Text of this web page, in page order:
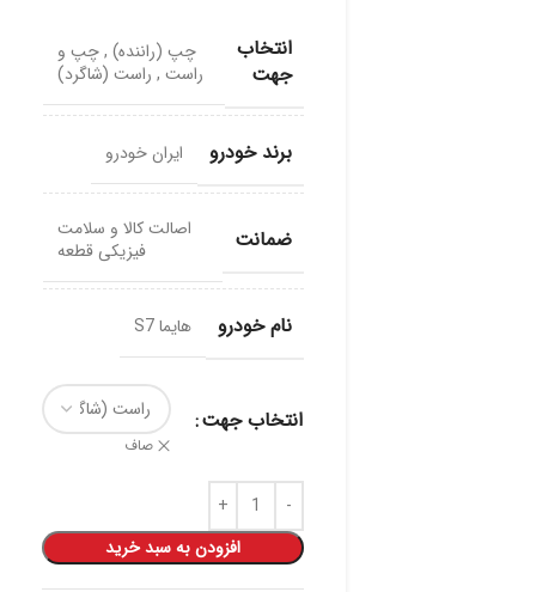
انتخاب
جهت
چپ (راننده) ,چپ و
راست , راست (شاگرد)
برند خودرو ایران خودرو
ضمانت
اصالت کالا و سلامت
فیزیکی قطعه
نام خودرو هایما S7
انتخاب جهت
صاف
افزودن به سبد خرید